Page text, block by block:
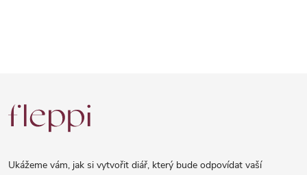
á
Ukážeme vám, jak si vytvořit diář, který bude odpovídat vaší